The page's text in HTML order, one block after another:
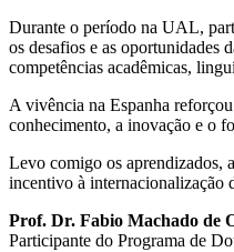
Durante o período na UAL,
os desafios e as oportunidades
competências acadêmicas,
A vivência na Espanha
conhecimento, a inovação e o
Levo comigo os aprendizados,
incentivo à internacionalização
Prof. Dr. Fabio Machado de
Participante do Programa de